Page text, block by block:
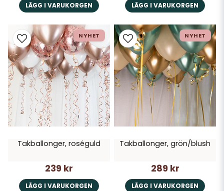
LÄGG I VARUKORGEN LÄGG I VARUKORGEN
Takballonger, roséguld
239 kr
LÄGG I VARUKORGEN
NYHET
Takballonger, grön/blush
289 kr
LÄGG I VARUKORGEN
NYHET